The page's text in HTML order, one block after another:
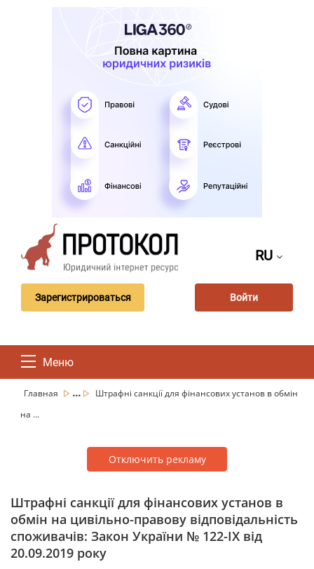
RU
Зарегистрироваться Войти
Меню
Главная ...
Штрафні санкції для фінансових установ в обмін
на ...
Отключить рекламу
Штрафні санкції для фінансових установ в
обмін на цивільно-правову відповідальність
споживачів: Закон України № 122-ІХ від
20.09.2019 року